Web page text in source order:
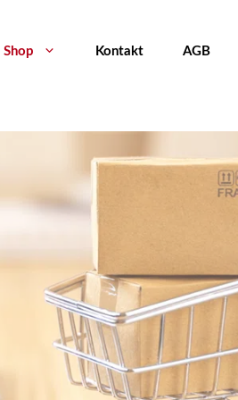
Shop Kontakt AGB